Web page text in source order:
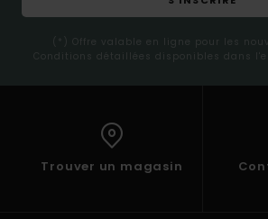
(*) Offre valable en ligne pour les
Conditions détaillées disponibles dans
Trouver un magasin